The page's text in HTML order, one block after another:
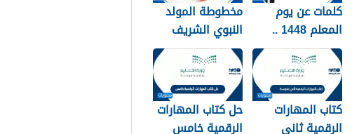
كلمات عن يوم
المعلم 1448 ..
عبارات عن يوم
المعلم مكتوبة
1448
مخطوطة المولد
النبوي الشريف
2026 جديدة
كتاب المهارات
الرقمية ثاني
حل كتاب المهارات
الرقمية خامس